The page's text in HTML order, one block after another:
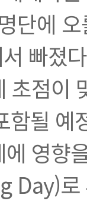
단에
빠졌
초점이
함될 예
영향
Day)로